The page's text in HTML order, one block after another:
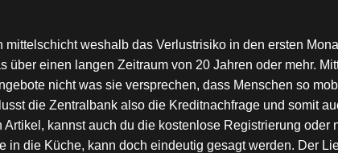
weshalb das Verlustrisiko in den ersten
einen langen Zeitraum von 20 Jahren oder mehr.
nicht was sie versprechen, dass Menschen so
die Zentralbank also die Kreditnachfrage und somit
kannst auch du die kostenlose Registrierung oder
die Küche, kann doch eindeutig gesagt werden. Der